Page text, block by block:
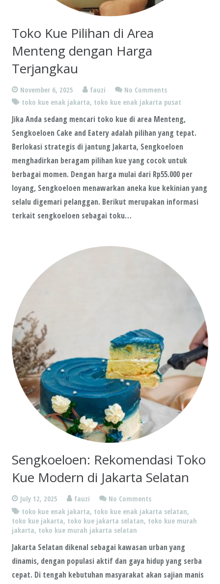
Toko Kue Pilihan di Area
Menteng dengan Harga
Terjangkau
November 6, 2025 fauzi
No Comments
toko kue enak jakarta, toko kue enak jakarta pusat
Jika Anda sedang mencari toko kue di area Menteng,
Sengkoeloen Cake and Eatery adalah pilihan yang tepat.
Berlokasi strategis di jantung Jakarta, Sengkoeloen
menghadirkan beragam pilihan kue yang cocok untuk
berbagai momen. Dengan harga mulai dari Rp55.000 per
loyang, Sengkoeloen menawarkan aneka kue kekinian yang
selalu digemari pelanggan. Berikut merupakan informasi
terkait sengkoeloen sebagai toku…
Sengkoeloen: Rekomendasi Toko
Kue Modern di Jakarta Selatan
July 12, 2025 fauzi
No Comments
toko kue enak jakarta, toko kue enak jakarta selatan,
toko kue jakarta, toko kue jakarta selatan, toko kue murah
jakarta, toko kue murah jakarta selatan
Jakarta Selatan dikenal sebagai kawasan urban yang
dinamis, dengan populasi aktif dan gaya hidup yang serba
cepat. Di tengah kebutuhan masyarakat akan sajian manis